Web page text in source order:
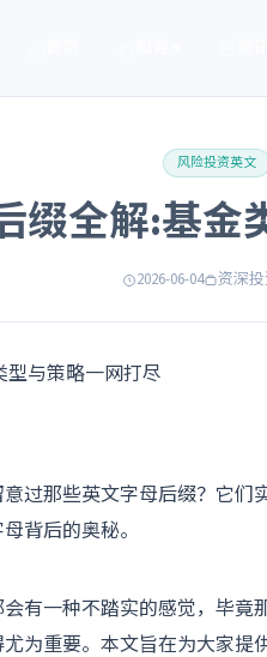
风险投资英文
缀全解:基金
2026-06-04 资深
过那些英文字母后缀？它
背后的奥秘。
有一种不踏实的感觉，毕
为重要。本文旨在为大家提